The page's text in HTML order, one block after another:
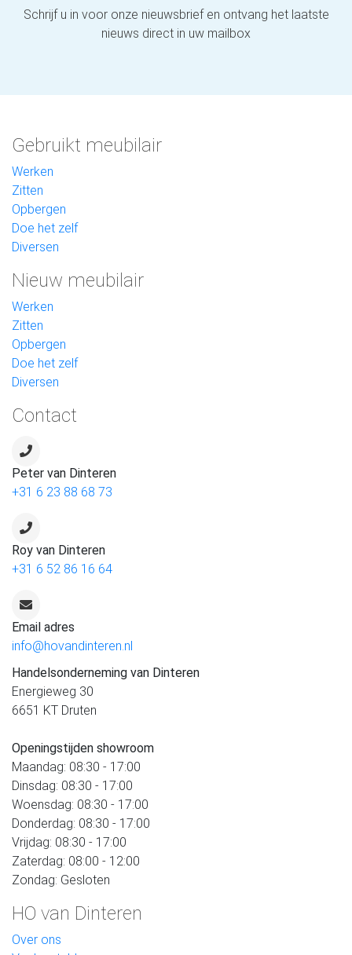
Schrijf u in voor onze nieuwsbrief en ontvang het laatste
nieuws direct in uw mailbox
Gebruikt meubilair
Werken
Zitten
Opbergen
Doe het zelf
Diversen
Nieuw meubilair
Werken
Zitten
Opbergen
Doe het zelf
Diversen
Contact
Peter van Dinteren
+31 6 23 88 68 73
Roy van Dinteren
+31 6 52 86 16 64
Email adres
info@hovandinteren.nl
Handelsonderneming van Dinteren
Energieweg 30
6651 KT Druten
Openingstijden showroom
Maandag: 08:30 - 17:00
Dinsdag: 08:30 - 17:00
Woensdag: 08:30 - 17:00
Donderdag: 08:30 - 17:00
Vrijdag: 08:30 - 17:00
Zaterdag: 08:00 - 12:00
Zondag: Gesloten
HO van Dinteren
Over ons